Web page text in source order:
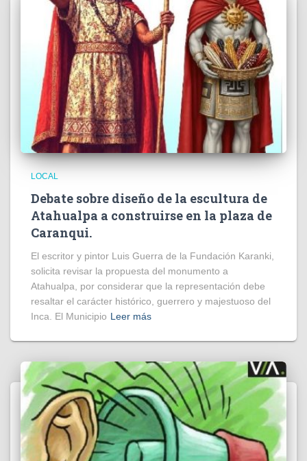
LOCAL
Debate sobre diseño de la escultura de
Atahualpa a construirse en la plaza de
Caranqui.
El escritor y pintor Luis Guerra de la Fundación Karanki,
solicita revisar la propuesta del monumento a
Atahualpa, por considerar que la representación debe
resaltar el carácter histórico, guerrero y majestuoso del
Inca. El Municipio Leer más